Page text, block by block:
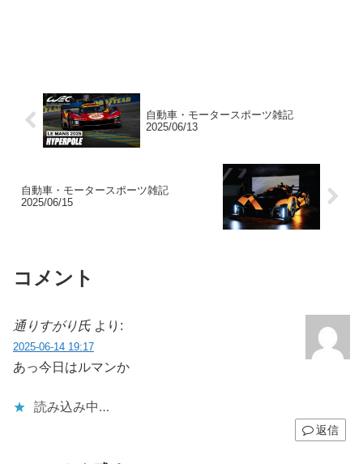
自動車・モータースポーツ雑記
2025/06/13
自動車・モータースポーツ雑記
2025/06/15
コメント
通りすがり氏 より:
2025-06-14 19:17
あっ今日はルマンか
読み込み中…
返信